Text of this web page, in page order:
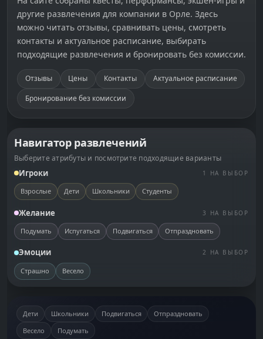
другие развлечения для компании в Орле. Здесь
можно читать отзывы, сравнивать цены, смотреть
контакты и актуальное расписание, выбирать
подходящие развлечения и бронировать без комиссии.
Отзывы Цены Контакты
Актуальное расписание
Бронирование без комиссии
Навигатор развлечений
Выберите атрибуты и посмотрите подходящие варианты
Игроки 1 НА ВЫБОР
Взрослые Дети Школьники Студенты
Желание 3 НА ВЫБОР
Подумать Испугаться Подвигаться Отпраздновать
Эмоции 2 НА ВЫБОР
Страшно Весело
Дети Школьники Подвигаться
Отпраздновать
Весело
Подумать